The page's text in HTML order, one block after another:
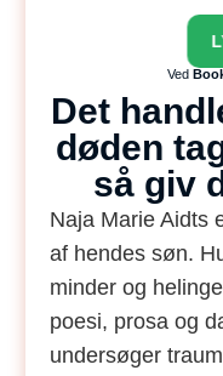
Ved
Det
døden
så giv
Naja Marie Aidts
af hendes søn.
minder og
poesi, prosa og
undersøger